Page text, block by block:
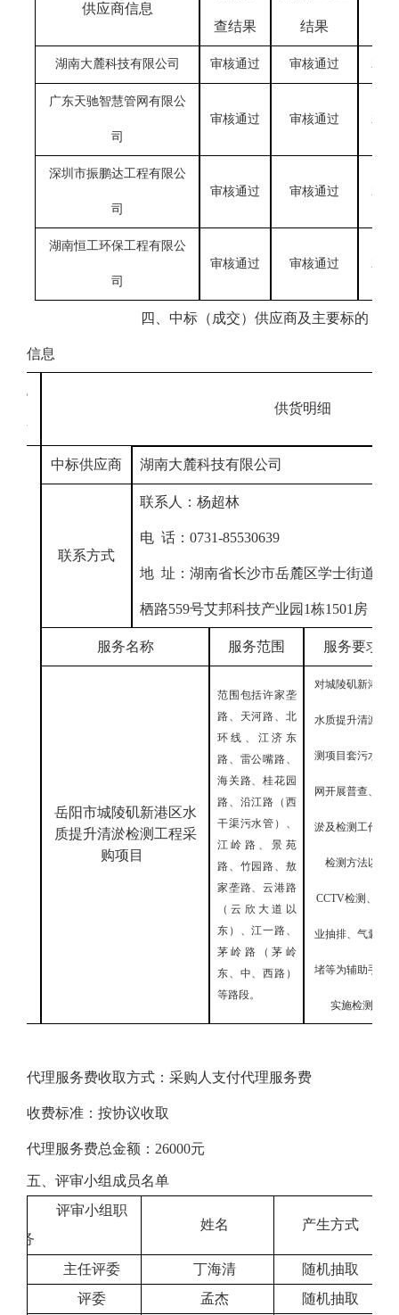
供应商信息
查结果 结果
湖南大麓科技有限公司 审核通过 审核通过
广东天驰智慧管网有限公
司
审核通过 审核通过
深圳市振鹏达工程有限公
司
审核通过 审核通过
湖南恒工环保工程有限公
司
审核通过 审核通过
四、 中标 （ 成交） 供应商及主要标的
信息
包
号
供货明细
中标供应商 湖南大麓科技有限公司
联系方式
联系人： 杨超林
电 话： 0731-85530639
地 址： 湖南省长沙市岳麓区学士街道云
栖路559号艾邦科技产业园1栋1501房
服务名称 服务范围 服务要求
岳阳市城陵矶新港区水
质提升清淤检测工程采
购项目
范围包括许家垄
路、天河路、北
环线、江济东
路、雷公嘴路、
海关路、桂花园
路、沿江路（西
干渠污水管）、
江岭路、景苑
路、竹园路、敖
家垄路、云港路
（云欣大道以
东）、江一路、
茅岭路（茅岭
东、中、西路）
等路段。
对城陵矶新港区
水质提升清淤检
测项目套污水管
网开展普查、清
淤及检测工作，
检测方法以
CCTV检测、专
业抽排、气囊封
堵等为辅助手段
实施检测
代理服务费收取方式： 采购人 支付代理服务费
收费标准： 按协议收取
代理服务费总金额： 26000元
五、 评审小组成员名单
评审小组职
务
姓名 产生方式
主任评委 丁海清
随机抽取
评委
孟杰
随机抽取